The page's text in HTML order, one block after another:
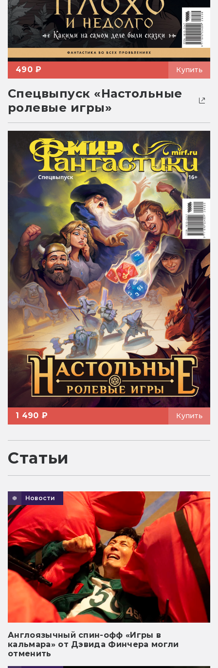
490 ₽ Купить
Спецвыпуск «Настольные
ролевые игры»
1 490 ₽ Купить
Статьи
Новости
Англоязычный спин-офф «Игры в
кальмара» от Дэвида Финчера могли
отменить